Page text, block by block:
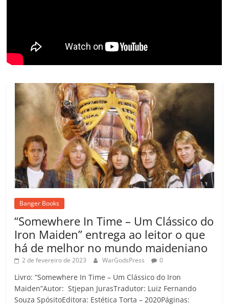
m
Banger Books
“Somewhere In Time – Um Clássico do
Iron Maiden” entrega ao leitor o que
há de melhor no mundo maideniano
2 de fevereiro de 2023 WarGodsPress 0
Livro: “Somewhere In Time – Um Clássico do Iron
Maiden”Autor: Stjepan JurasTradutor: Luiz Fernando
Souza SpósitoEditora: Estética Torta – 2020Páginas: